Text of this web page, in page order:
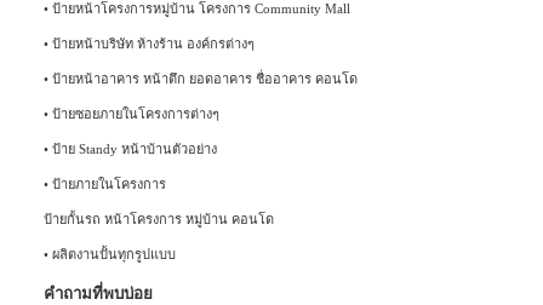
• ป้ายหน้าโครงการหมู่บ้าน โครงการ Community Mall
• ป้ายหน้าบริษัท ห้างร้าน องค์กรต่างๆ
• ป้ายหน้าอาคาร หน้าตึก ยอดอาคาร ชื่ออาคาร คอนโด
• ป้ายซอยภายในโครงการต่างๆ
• ป้าย Standy หน้าบ้านตัวอย่าง
• ป้ายภายในโครงการ
ป้ายกั้นรถ หน้าโครงการ หมู่บ้าน คอนโด
• ผลิตงานปั้นทุกรูปแบบ
คำถามที่พบบ่อย